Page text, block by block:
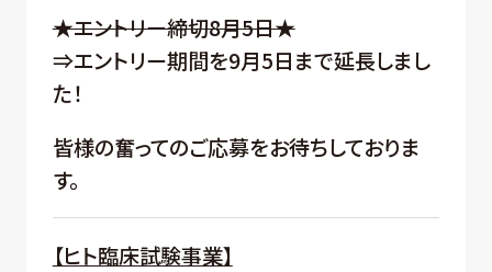
★エントリー締切8月5日★
⇒エントリー期間を9月5日まで延長しまし
た！
皆様の奮ってのご応募をお待ちしておりま
す。
【ヒト臨床試験事業】